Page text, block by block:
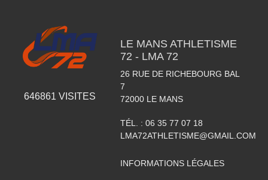
646861 VISITES
LE MANS ATHLETISME
72 - LMA 72
26 RUE DE RICHEBOURG BAL
7
72000 LE MANS
TÉL. : 06 35 77 07 18
LMA72ATHLETISME@GMAIL.COM
INFORMATIONS LÉGALES